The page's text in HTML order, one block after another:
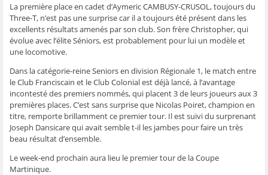
La première place en cadet d’Aymeric CAMBUSY-CRUSOL, toujours du
Three-T, n’est pas une surprise car il a toujours été présent dans les
excellents résultats amenés par son club. Son frère Christopher, qui
évolue avec l’élite Séniors, est probablement pour lui un modèle et
une locomotive.
Dans la catégorie-reine Seniors en division Régionale 1, le match entre
le Club Franciscain et le Club Colonial est déjà lancé, à l’avantage
incontesté des premiers nommés, qui placent 3 de leurs joueurs aux 3
premières places. C’est sans surprise que Nicolas Poiret, champion en
titre, remporte brillamment ce premier tour. Il est suivi du surprenant
Joseph Dansicare qui avait semble t-il les jambes pour faire un très
beau résultat d’ensemble.
Le week-end prochain aura lieu le premier tour de la Coupe
Martinique.